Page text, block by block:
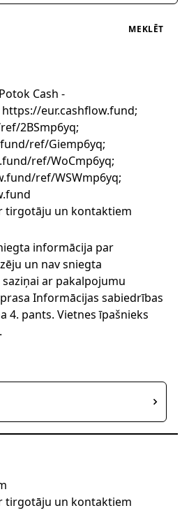
MEKLĒT
Cash -
eur.cashflow.fund;
2BSmp6yq;
ref/Giemp6yq;
ref/WoCmp6yq;
ref/WSWmp6yq;
tirgotāju un kontaktiem
informācija par
un nav sniegta
ar pakalpojumu
Informācijas sabiedrības
4. pants. Vietnes īpašnieks
tirgotāju un kontaktiem